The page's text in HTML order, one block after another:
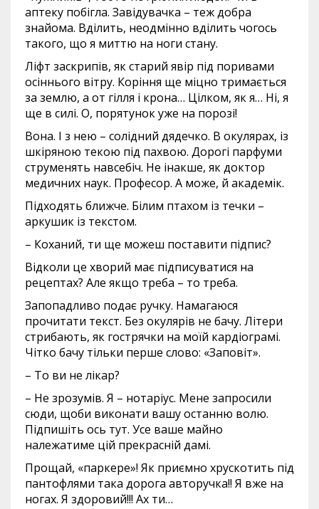
аптеку побігла. Завідувачка – теж добра
знайома. Вділить, неодмінно вділить чогось
такого, що я миттю на ноги стану.
Ліфт заскрипів, як старий явір під поривами
осіннього вітру. Коріння ще міцно тримається
за землю, а от гілля і крона… Цілком, як я… Ні, я
ще в силі. О, порятунок уже на порозі!
Вона. І з нею – солідний дядечко. В окулярах, із
шкіряною текою під пахвою. Дорогі парфуми
струменять навсебіч. Не інакше, як доктор
медичних наук. Професор. А може, й академік.
Підходять ближче. Білим птахом із течки –
аркушик із текстом.
– Коханий, ти ще можеш поставити підпис?
Відколи це хворий має підписуватися на
рецептах? Але якщо треба – то треба.
Запопадливо подає ручку. Намагаюся
прочитати текст. Без окулярів не бачу. Літери
стрибають, як гострячки на моїй кардіограмі.
Чітко бачу тільки перше слово: «Заповіт».
– То ви не лікар?
– Не зрозумів. Я – нотаріус. Мене запросили
сюди, щоби виконати вашу останню волю.
Підпишіть ось тут. Усе ваше майно
належатиме цій прекрасній дамі.
Прощай, «паркере»! Як приємно хрускотить під
пантофлями така дорога авторучка!! Я вже на
ногах. Я здоровий!!! Ах ти…